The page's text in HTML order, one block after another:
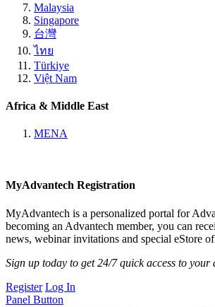
Malaysia
Singapore
台灣
ไทย
Türkiye
Việt Nam
Africa & Middle East
MENA
MyAdvantech Registration
MyAdvantech is a personalized portal for
becoming an Advantech member, you can
news, webinar invitations and special eStore
Sign up today to get 24/7 quick access to
Register Log In
Panel Button